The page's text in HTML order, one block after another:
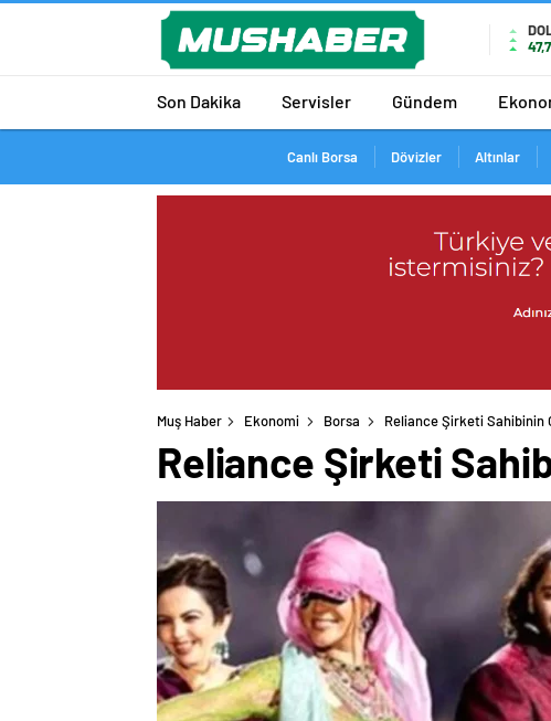
Son Dakika Servisler Gündem
Canlı Borsa Dövizler Altınlar
Muş Haber Ekonomi Borsa Reliance Şirketi Sahibinin
Reliance Şirketi